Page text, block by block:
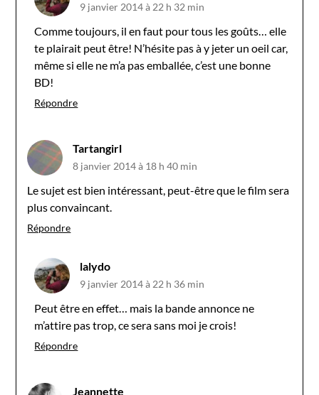
9 janvier 2014 à 22 h 32 min
Comme toujours, il en faut pour tous les goûts… elle
te plairait peut être! N’hésite pas à y jeter un oeil car,
même si elle ne m’a pas emballée, c’est une bonne
BD!
Répondre
Tartangirl
8 janvier 2014 à 18 h 40 min
Le sujet est bien intéressant, peut-être que le film sera
plus convaincant.
Répondre
lalydo
9 janvier 2014 à 22 h 36 min
Peut être en effet… mais la bande annonce ne
m’attire pas trop, ce sera sans moi je crois!
Répondre
Jeannette